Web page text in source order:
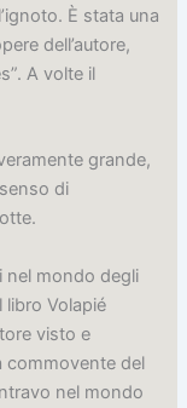
È stata una
dell’autore,
A volte il
grande,
di
nel mondo degli
libro Volapié
visto e
commovente del
nel mondo